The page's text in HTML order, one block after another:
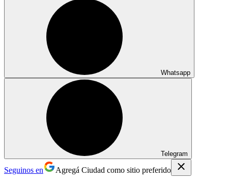
Whatsapp
Telegram
Seguinos en Agregá Ciudad como sitio preferido